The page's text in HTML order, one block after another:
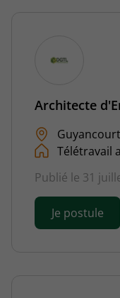
Architecte
Télétravail
Publié le 31
Je postule